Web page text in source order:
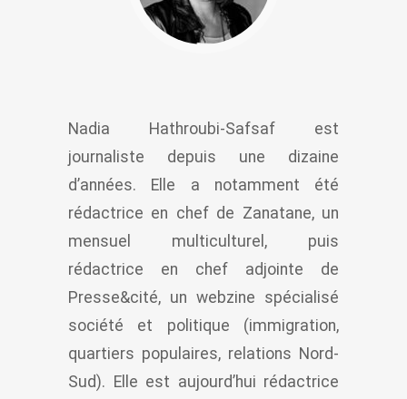
Nadia Hathroubi-Safsaf est
journaliste depuis une dizaine
d’années. Elle a notamment été
rédactrice en chef de Zanatane, un
mensuel multiculturel, puis
rédactrice en chef adjointe de
Presse&cité, un webzine spécialisé
société et politique (immigration,
quartiers populaires, relations Nord-
Sud). Elle est aujourd’hui rédactrice